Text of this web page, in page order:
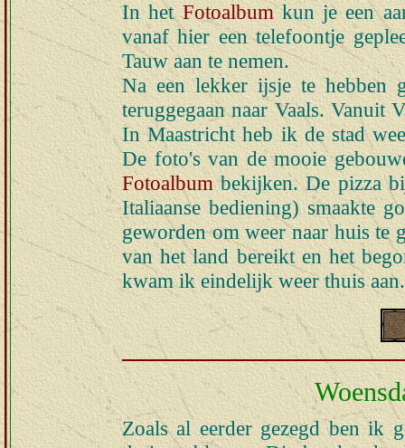
In hetFotoalbumkun je een
vanaf hier een telefoontje
Tauw aan te nemen.
Na een lekker ijsje te hebben
teruggegaan naar Vaals. Vanuit
In Maastricht heb ik de stad
De foto's van de mooie
Fotoalbumbekijken. De pizza
Italiaanse bediening) smaakte
geworden om weer naar huis te
van het land bereikt en het
kwam ik eindelijk weer thuis aan.
Zoals al eerder gezegd ben ik